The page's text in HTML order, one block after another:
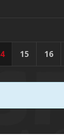
15 16